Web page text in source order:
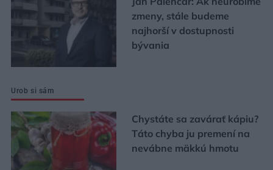
zmeny, stále budeme
najhorší v dostupnosti
bývania
Urob si sám
Chystáte sa zavárať kápiu?
Táto chyba ju premení na
nevábne mäkkú hmotu